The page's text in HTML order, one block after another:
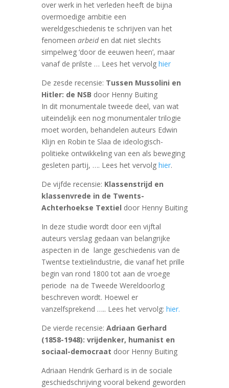
over werk in het verleden heeft de bijna
overmoedige ambitie een
wereldgeschiedenis te schrijven van het
fenomeen arbeiden dat niet slechts
simpelweg ‘door de eeuwen heen’, maar
vanaf de prilste … Lees het vervolg hier
De zesde recensie: Tussen Mussolini en
Hitler: de NSB door Henny Buiting
In dit monumentale tweede deel, van wat
uiteindelijk een nog monumentaler trilogie
moet worden, behandelen auteurs Edwin
Klijn en Robin te Slaa de ideologisch-
politieke ontwikkeling van een als beweging
gesleten partij, …. Lees het vervolg hier.
De vijfde recensie: Klassenstrijd en
klassenvrede in de Twents-
Achterhoekse Textiel door Henny Buiting
In deze studie wordt door een vijftal
auteurs verslag gedaan van belangrijke
aspecten in de lange geschiedenis van de
Twentse textielindustrie, die vanaf het prille
begin van rond 1800 tot aan de vroege
periode na de Tweede Wereldoorlog
beschreven wordt. Hoewel er
vanzelfsprekend ….. Lees het vervolg: hier.
De vierde recensie: Adriaan Gerhard
(1858-1948): vrijdenker, humanist en
sociaal-democraat door Henny Buiting
Adriaan Hendrik Gerhard is in de sociale
geschiedschrijving vooral bekend geworden